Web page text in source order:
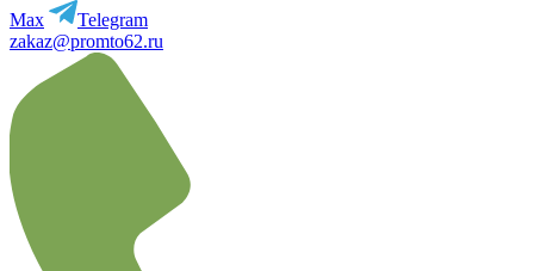
Max
Telegram
zakaz@promto62.ru